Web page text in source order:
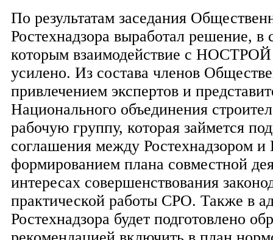
По результатам заседания
Ростехнадзора выработал решение, в
которым взаимодействие с НОСТРОЙ
усилено. Из состава членов
привлечением экспертов и
Национального объединения
рабочую группу, которая займется
соглашения между Ростехнадзором
формированием плана совместной
интересах совершенствования
практической работы СРО. Также в
Ростехнадзора будет подготовлено